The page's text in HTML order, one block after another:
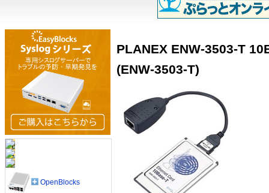
PLANEX ENW-3503-T
(ENW-3503-T)
OpenBlocks